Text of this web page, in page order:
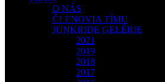
O NÁS
ČLENOVIA TÍMU
JUNKRIDE GELÉRIE
2021
2019
2018
2017